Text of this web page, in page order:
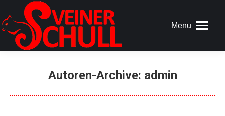
Menu
Autoren-Archive: admin